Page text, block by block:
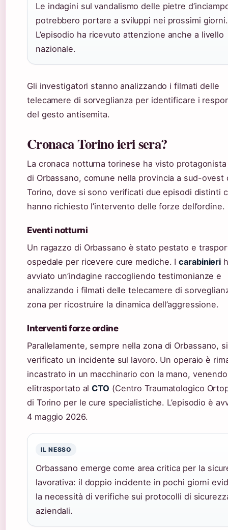
Le indagini sul vandalismo delle pietre
potrebbero portare a sviluppi nei prossimi giorni.
L’episodio ha ricevuto attenzione anche a livello
nazionale.
Gli investigatori stanno analizzando i filmati delle
telecamere di sorveglianza per identificare i
del gesto antisemita.
Cronaca Torino ieri sera?
La cronaca notturna torinese ha visto
di Orbassano, comune nella provincia a sud-ovest
Torino, dove si sono verificati due episodi distinti
hanno richiesto l’intervento delle forze dell’ordine.
Eventi notturni
Un ragazzo di Orbassano è stato pestato e
ospedale per ricevere cure mediche. Icarabinieri
avviato un’indagine raccogliendo testimonianze e
analizzando i filmati delle telecamere di
zona per ricostruire la dinamica dell’aggressione.
Interventi forze ordine
Parallelamente, sempre nella zona di Orbassano,
verificato un incidente sul lavoro. Un operaio è
incastrato in un macchinario con la mano,
elitrasportato alCTO (Centro Traumatologico
di Torino per le cure specialistiche. L’episodio è
4 maggio 2026.
IL NESSO
Orbassano emerge come area critica per la
lavorativa: il doppio incidente in pochi giorni
la necessità di verifiche sui protocolli di
aziendali.